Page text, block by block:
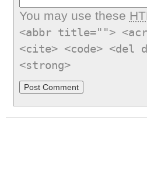
You may use these
<abbr title="">
<cite> <code> <del
<strong>